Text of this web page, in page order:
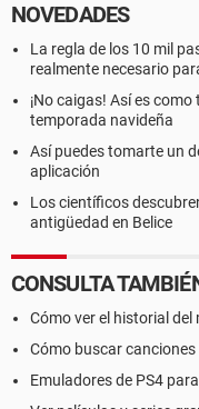
NOVEDADES
La regla de los 10 mil
realmente necesario
¡No caigas! Así es
temporada navideña
Así puedes tomarte un
aplicación
Los científicos
antigüedad en Belice
CONSULTA
Cómo ver el historial
Cómo buscar
Emuladores de PS4